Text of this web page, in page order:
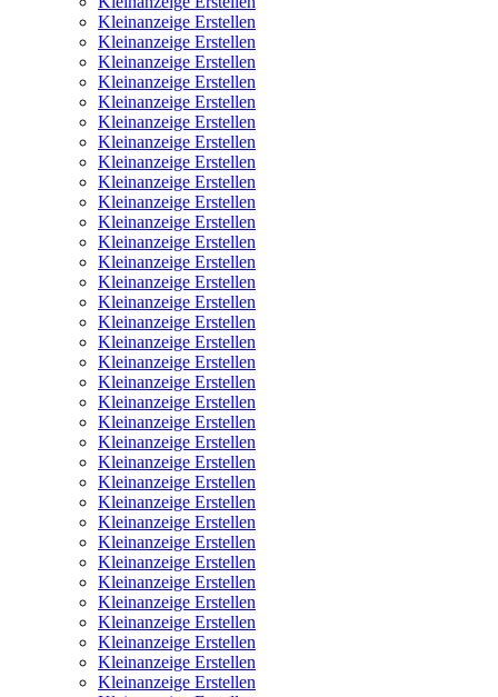
Kleinanzeige Erstellen
Kleinanzeige Erstellen
Kleinanzeige Erstellen
Kleinanzeige Erstellen
Kleinanzeige Erstellen
Kleinanzeige Erstellen
Kleinanzeige Erstellen
Kleinanzeige Erstellen
Kleinanzeige Erstellen
Kleinanzeige Erstellen
Kleinanzeige Erstellen
Kleinanzeige Erstellen
Kleinanzeige Erstellen
Kleinanzeige Erstellen
Kleinanzeige Erstellen
Kleinanzeige Erstellen
Kleinanzeige Erstellen
Kleinanzeige Erstellen
Kleinanzeige Erstellen
Kleinanzeige Erstellen
Kleinanzeige Erstellen
Kleinanzeige Erstellen
Kleinanzeige Erstellen
Kleinanzeige Erstellen
Kleinanzeige Erstellen
Kleinanzeige Erstellen
Kleinanzeige Erstellen
Kleinanzeige Erstellen
Kleinanzeige Erstellen
Kleinanzeige Erstellen
Kleinanzeige Erstellen
Kleinanzeige Erstellen
Kleinanzeige Erstellen
Kleinanzeige Erstellen